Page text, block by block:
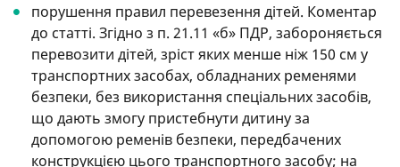
порушення правил перевезення дітей. Коментар
до статті. Згідно з п. 21.11 «б» ПДР, забороняється
перевозити дітей, зріст яких менше ніж 150 см у
транспортних засобах, обладнаних ременями
безпеки, без використання спеціальних засобів,
що дають змогу пристебнути дитину за
допомогою ременів безпеки, передбачених
конструкцією цього транспортного засобу; на